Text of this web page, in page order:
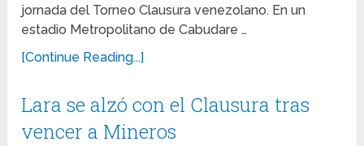
jornada del Torneo Clausura venezolano. En un
estadio Metropolitano de Cabudare …
[Continue Reading...]
Lara se alzó con el Clausura tras
vencer a Mineros